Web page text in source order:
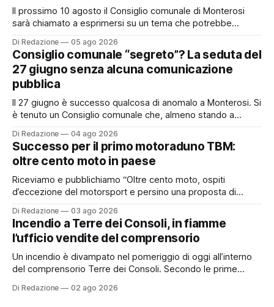
Il prossimo 10 agosto il Consiglio comunale di Monterosi
sarà chiamato a esprimersi su un tema che potrebbe
possibile adesione del Comune alla cosiddetta
“rottamazione quinquies” dei carichi affidati all’Agente della
Riscossione. Prima, però, c’è un tema politico che merita
Di Redazione 05 ago 2026
Consiglio comunale “segreto”? La seduta del
27 giugno senza alcuna comunicazione
pubblica
Il 27 giugno è successo qualcosa di anomalo a Monterosi. Si
è tenuto un Consiglio comunale che, almeno stando a
pubblicamente comunicato ai cittadini attraverso l’Albo
Pretorio. Un’anomalia che merita spiegazioni. Il Consiglio
comunale è, per sua natura, un’assemblea
Di Redazione 04 ago 2026
Successo per il primo motoraduno TBM:
oltre cento moto in paese
Riceviamo e pubblichiamo “Oltre cento moto, ospiti
d’eccezione del motorsport e persino una proposta di
organizzato da TBM a Monterosi, un evento che ha
superato le aspettative degli organizzatori richiamando
appassionati delle due ruote da tutto il Lazio e dalle regioni
limitrofe. Per
Di Redazione 03 ago 2026
Incendio a Terre dei Consoli, in fiamme
l’ufficio vendite del comprensorio
Un incendio è divampato nel pomeriggio di oggi all’interno
del comprensorio Terre dei Consoli. Secondo le prime
struttura adibita a ufficio vendite. Sul posto sono intervenuti
Di Redazione 02 ago 2026